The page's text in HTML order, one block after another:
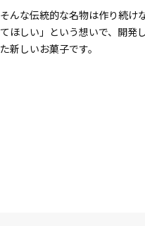
そんな伝統的な名物は作り続け
てほしい」という想いで、開発
た新しいお菓子です。